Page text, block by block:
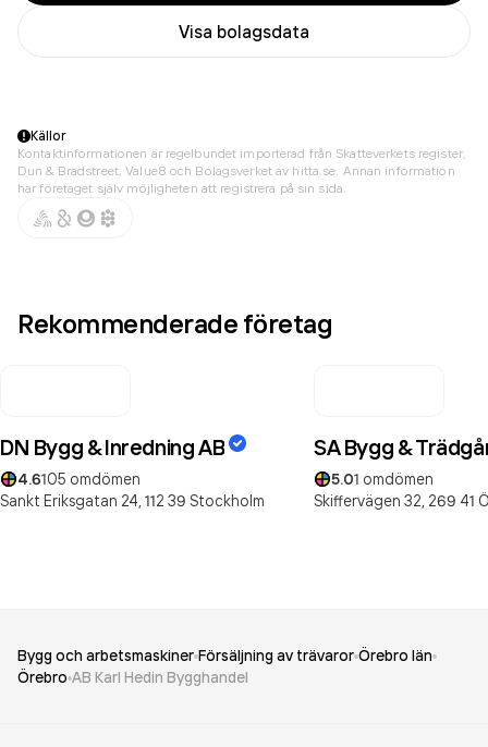
Visa bolagsdata
Källor
Kontaktinformationen är regelbundet importerad från Skatteverkets register,
Dun & Bradstreet, Value8 och Bolagsverket av hitta.se. Annan information
har företaget själv möjligheten att registrera på sin sida.
Rekommenderade företag
DN Bygg & Inredning AB
4.6105 omdömen
Sankt Eriksgatan 24, 112 39 Stockholm
SA Bygg &
5.01 omdömen
Skiffervägen 32, 269 41
Bygg och arbetsmaskiner Försäljning av trävaror Örebro län
Örebro AB Karl Hedin Bygghandel